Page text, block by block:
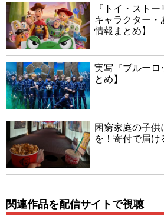
『トイ・スト
キャラクター
情報まとめ】
実写『ブルーロ
とめ】
困窮家庭の子供
を！寄付で届け
関連作品を配信サイトで視聴